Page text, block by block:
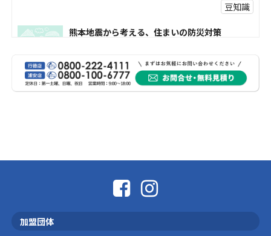
豆知識
熊本地震から考える、住まいの防災対策
受けられた皆様に、心よりお見舞い申し上げま
す。 今回の地震 …
社長コラム
加盟団体